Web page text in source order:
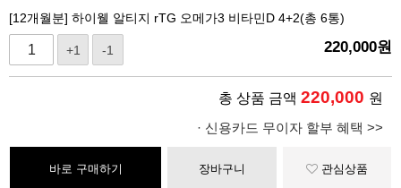
[12개월분] 하이웰 알티지 rTG 오메가3 비타민D 4+2(총 6통)
+1 -1 220,000원
총 상품 금액 220,000 원
· 신용카드 무이자 할부 혜택 >>
바로 구매하기 장바구니 관심상품